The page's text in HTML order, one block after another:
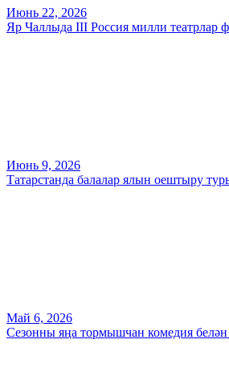
Июнь 22, 2026
Яр Чаллыда III Россия милли театрлар
Июнь 9, 2026
Татарстанда балалар ялын оештыру
Май 6, 2026
Сезонны яңа тормышчан комедия